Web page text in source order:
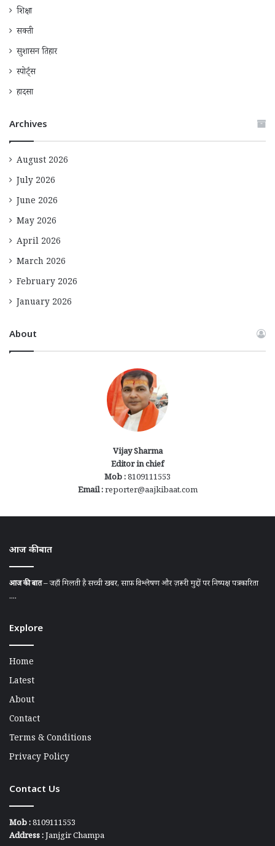
शिक्षा
सक्ती
सुशासन तिहार
स्पोर्ट्स
हादसा
Archives
August 2026
July 2026
June 2026
May 2026
April 2026
March 2026
February 2026
January 2026
About
Vijay Sharma
Editor in chief
Mob :8109111553
Email :reporter@aajkibaat.com
आज की बात
आज की बात– जहाँ मिलती है सच्ची खबर, साफ़ विश्लेषण और ज़रूरी मुद्दों पर निष्पक्ष पत्रकारिता
....
Explore
Home
Latest
About
Contact
Terms & Conditions
Privacy Policy
Contact Us
Mob :8109111553
Address :Janjgir Champa